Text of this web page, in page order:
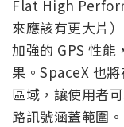
Flat High
來應該有更大片
加強的 GPS 性能
果。SpaceX 也
區域，讓使用者
路訊號涵蓋範圍。